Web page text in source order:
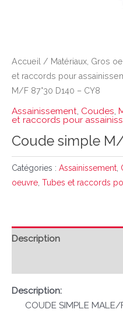
Accueil / Matériaux, Gros
et raccords pour
M/F 87°30 D140 – CY8
Assainissement, Coudes,
et raccords pour
Coude simple M/
Catégories : Assainissement,
oeuvre, Tubes et raccords
Description
Description:
COUDE SIMPLE